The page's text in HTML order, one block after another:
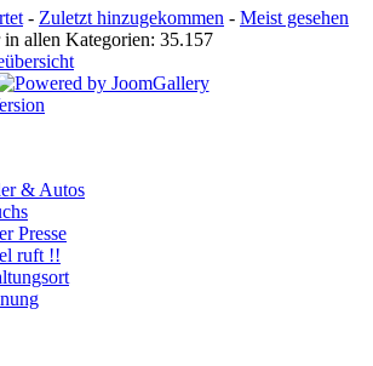
- Zuletzt hinzugekommen - Meist gesehen
allen Kategorien: 35.157
& Autos
Presse
ruft !!